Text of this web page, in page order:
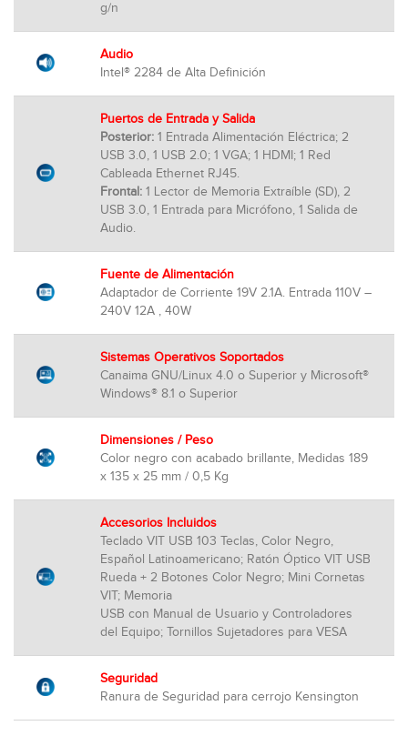
g/n
Audio
Intel® 2284 de Alta Definición
Puertos de Entrada y Salida
Posterior: 1 Entrada Alimentación Eléctrica; 2
USB 3.0, 1 USB 2.0; 1 VGA; 1 HDMI; 1 Red
Cableada Ethernet RJ45.
Frontal: 1 Lector de Memoria Extraíble (SD), 2
USB 3.0, 1 Entrada para Micrófono, 1 Salida de
Audio.
Fuente de Alimentación
Adaptador de Corriente 19V 2.1A. Entrada 110V –
240V 12A , 40W
Sistemas Operativos Soportados
Canaima GNU/Linux 4.0 o Superior y Microsoft®
Windows® 8.1 o Superior
Dimensiones / Peso
Color negro con acabado brillante, Medidas 189
x 135 x 25 mm / 0,5 Kg
Accesorios Incluidos
Teclado VIT USB 103 Teclas, Color Negro,
Español Latinoamericano; Ratón Óptico VIT USB
Rueda + 2 Botones Color Negro; Mini Cornetas
VIT; Memoria
USB con Manual de Usuario y Controladores
del Equipo; Tornillos Sujetadores para VESA
Seguridad
Ranura de Seguridad para cerrojo Kensington